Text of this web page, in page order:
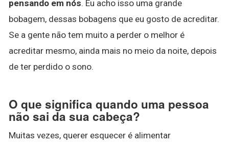
pensando em nós. Eu acho isso uma grande
bobagem, dessas bobagens que eu gosto de acreditar.
Se a gente não tem muito a perder o melhor é
acreditar mesmo, ainda mais no meio da noite, depois
de ter perdido o sono.
O que significa quando uma pessoa
não sai da sua cabeça?
Muitas vezes, querer esquecer é alimentar